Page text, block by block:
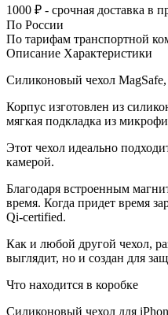
1000 ₽ - срочная доставка в
По России
По тарифам транспортной
Описание Характеристики
Силиконовый чехол
Корпус изготовлен из
мягкая подкладка из
Этот чехол идеально
камерой.
Благодаря встроенным
время. Когда придет время
Qi-certified.
Как и любой другой чехол,
выглядит, но и создан для
Что находится в коробке
Силиконовый чехол для